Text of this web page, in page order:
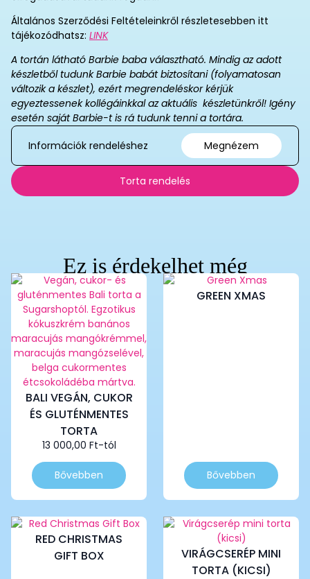
Általános Szerződési Feltételeinkről részletesebben itt
tájékozódhatsz: LINK
A tortán látható Barbie baba választható. Mindig az adott
készletből tudunk Barbie babát biztosítani (folyamatosan
változik a készlet), ezért megrendeléskor kérjük
egyeztessenek kollégáinkkal az aktuális készletünkről! Igény
esetén saját Barbie-t is rá tudunk tenni a tortára.
Információk rendeléshez
Megnézem
Torta rendelés
Ez is érdekelhet még
BALI VEGÁN, CUKOR
ÉS GLUTÉNMENTES
TORTA
13 000,00 Ft-tól
Bővebben
Ennek
a
terméknek
variációja
van.
GREEN XMAS
Bővebben
Ennek
a
terméknek
variációja
A
változatok
RED CHRISTMAS
GIFT BOX
VIRÁGCSERÉP MINI
TORTA (KICSI)